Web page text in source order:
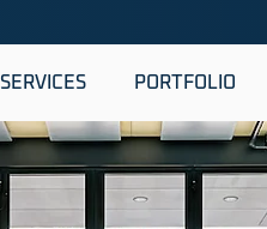
SERVICES PORTFOLIO